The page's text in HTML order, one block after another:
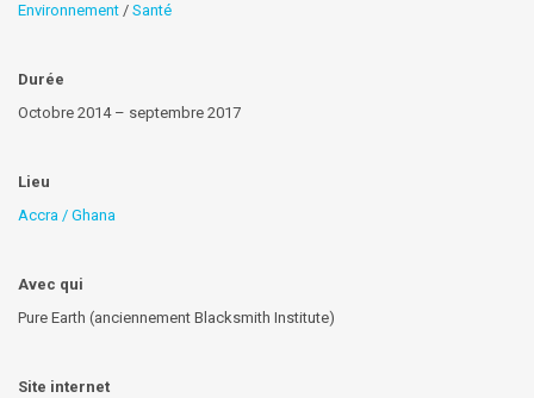
Environnement / Santé
Durée
Octobre 2014 – septembre 2017
Lieu
Accra / Ghana
Avec qui
Pure Earth (anciennement Blacksmith Institute)
Site internet